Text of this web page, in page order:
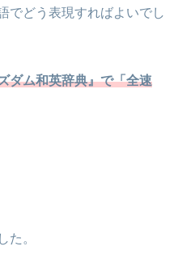
でどう表現すればよいでし
ダム和英辞典』で「全速
た。